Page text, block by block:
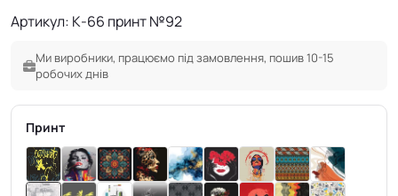
Артикул: К-66 принт №92
Ми виробники, працюємо під замовлення, пошив 10-15
робочих днів
Принт